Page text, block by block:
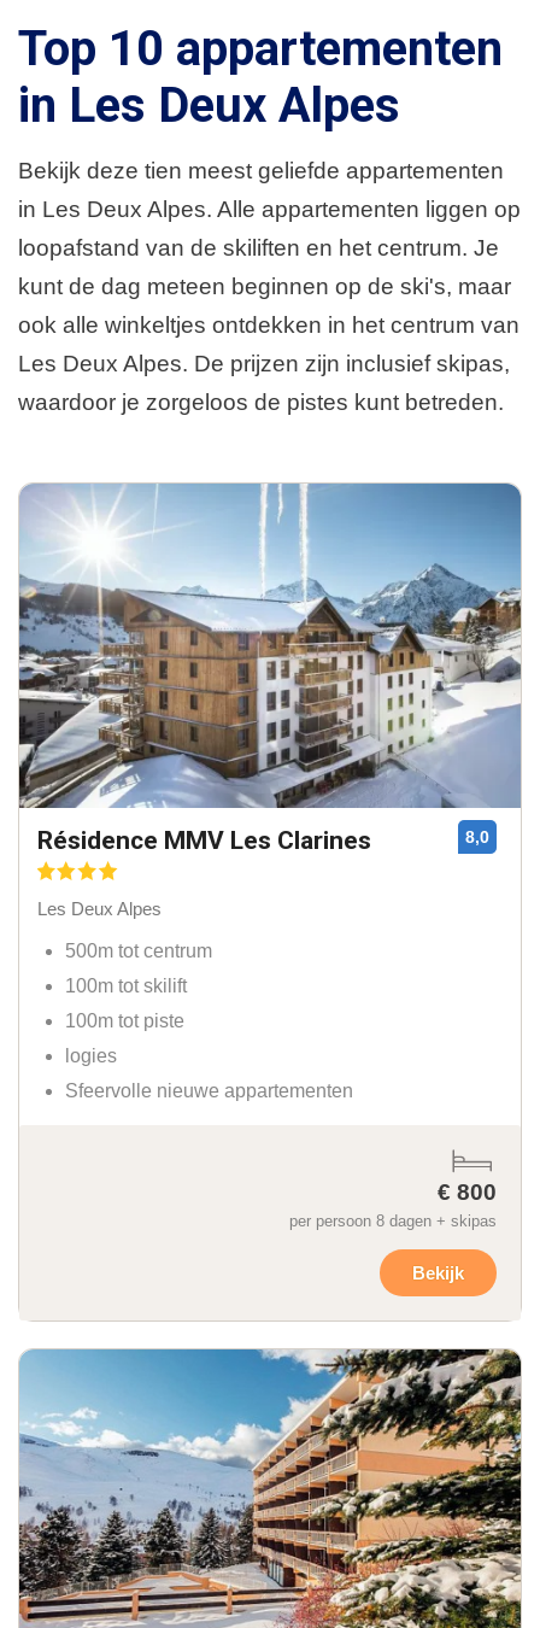
Top 10 appartementen
in Les Deux Alpes
Bekijk deze tien meest geliefde appartementen
in Les Deux Alpes. Alle appartementen liggen op
loopafstand van de skiliften en het centrum. Je
kunt de dag meteen beginnen op de ski's, maar
ook alle winkeltjes ontdekken in het centrum van
Les Deux Alpes. De prijzen zijn inclusief skipas,
waardoor je zorgeloos de pistes kunt betreden.
Résidence MMV Les Clarines
Les Deux Alpes
500m tot centrum
100m tot skilift
100m tot piste
logies
Sfeervolle nieuwe appartementen
8,0
€ 800
per persoon 8 dagen + skipas
Bekijk